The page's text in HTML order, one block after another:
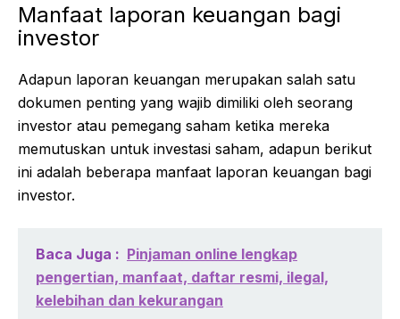
Manfaat laporan keuangan bagi
investor
Adapun laporan keuangan merupakan salah satu
dokumen penting yang wajib dimiliki oleh seorang
investor atau pemegang saham ketika mereka
memutuskan untuk investasi saham, adapun berikut
ini adalah beberapa manfaat laporan keuangan bagi
investor.
Baca Juga : Pinjaman online lengkap
pengertian, manfaat, daftar resmi, ilegal,
kelebihan dan kekurangan